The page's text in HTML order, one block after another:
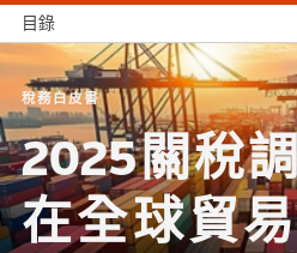
目錄
稅務白皮書
2025關稅
在全球貿